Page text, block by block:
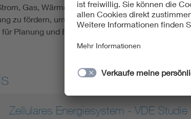
Gas, Wärme etc. zu berücksichtigen, die
zu fördern, um die Vorteile verschiedener
Planung und Betrieb des Gesamtsystems zu
Zellulares Energiesystem - VDE Studie